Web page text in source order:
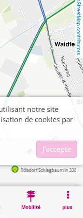
OpenStreetMap contributors
Mobilité plus
Rölsdorf Schlagbaum in 338m
Rölsdorf
notre site
de cookies par
J'accepte